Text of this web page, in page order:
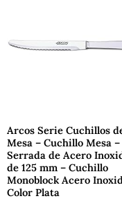
Arcos Serie Cuchillos
Mesa – Cuchillo Mesa
Serrada de Acero
de 125 mm – Cuchillo
Monoblock Acero
Color Plata